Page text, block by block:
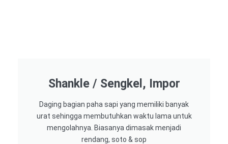
Shankle / Sengkel, Impor
Daging bagian paha sapi yang memiliki banyak
urat sehingga membutuhkan waktu lama untuk
mengolahnya. Biasanya dimasak menjadi
rendang, soto & sop